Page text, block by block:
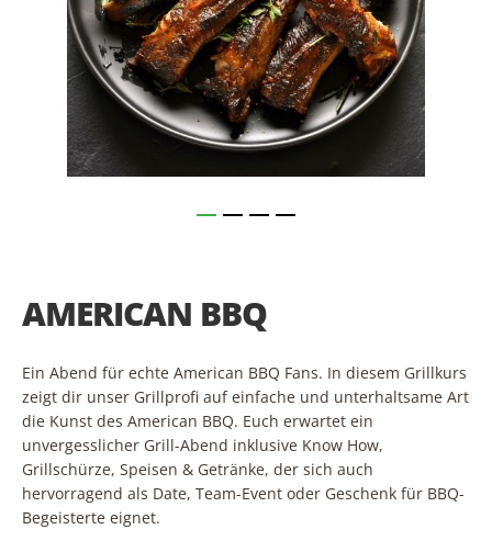
AMERICAN BBQ
Ein Abend für echte American BBQ Fans. In diesem Grillkurs
zeigt dir unser Grillprofi auf einfache und unterhaltsame Art
die Kunst des American BBQ. Euch erwartet ein
unvergesslicher Grill-Abend inklusive Know How,
Grillschürze, Speisen & Getränke, der sich auch
hervorragend als Date, Team-Event oder Geschenk für BBQ-
Begeisterte eignet.
beginning
of
images
gallery